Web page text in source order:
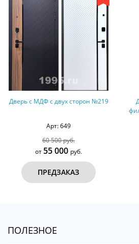
№219
Дверь входная полуторная
филенчатая с ковкой и стеклом
95 000 руб.
от90 000
ПРЕДЗАКАЗ
ПОЛЕЗНОЕ